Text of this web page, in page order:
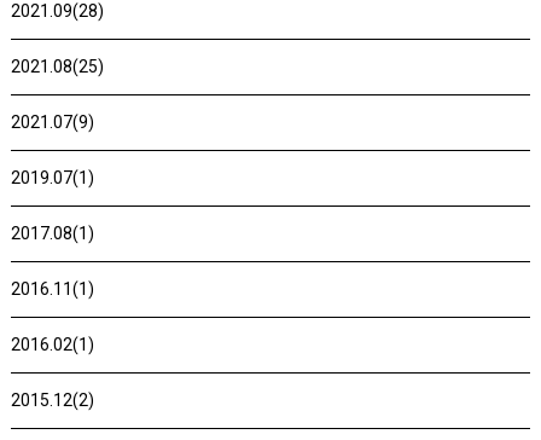
2021.09(28)
2021.08(25)
2021.07(9)
2019.07(1)
2017.08(1)
2016.11(1)
2016.02(1)
2015.12(2)